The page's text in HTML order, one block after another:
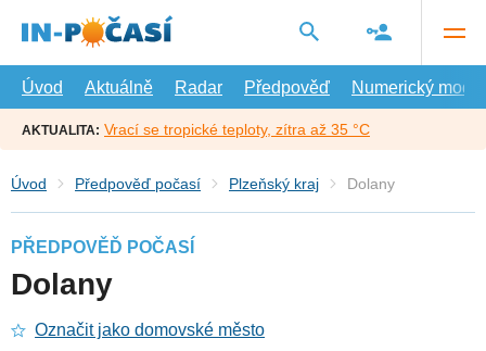
hlavní
Úvod
Aktuálně Radar Předpověď Numerický model
AKTUALITA: Vrací se tropické teploty, zítra až 35 °C
Úvod Předpověď počasí Plzeňský kraj Dolany
PŘEDPOVĚĎ POČASÍ
Dolany
Označit jako domovské město